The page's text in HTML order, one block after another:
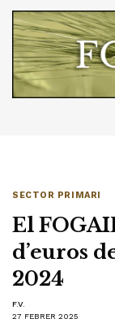
SECTOR PRIMARI
El
d’euros
2024
F.V.
27 FEBRER 2025